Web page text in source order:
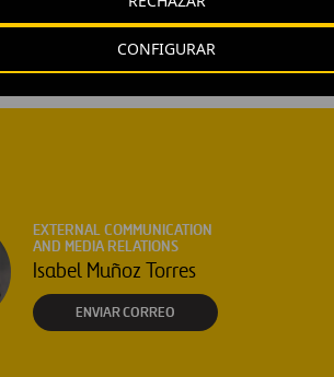
CONFIGURAR
EXTERNAL COMMUNICATION
AND MEDIA RELATIONS
Isabel Muñoz Torres
ENVIAR CORREO